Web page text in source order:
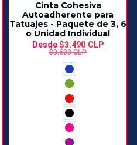
Cinta Cohesiva
Autoadherente para
Tatuajes - Paquete de 3, 6
o Unidad Individual
Desde $3.490 CLP
$3.600 CLP